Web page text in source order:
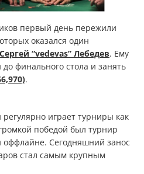
первый день пережили
оказался один
Сергей “vedevas” Лебедев. Ему
финального стола и занять
.
играет турниры как
победой был турнир
оффлайне. Сегодняшний занос
стал самым крупным